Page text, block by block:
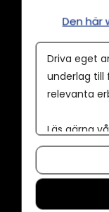
Den här
Driva eget
underlag till
relevanta
Läs gärna
Om du vill